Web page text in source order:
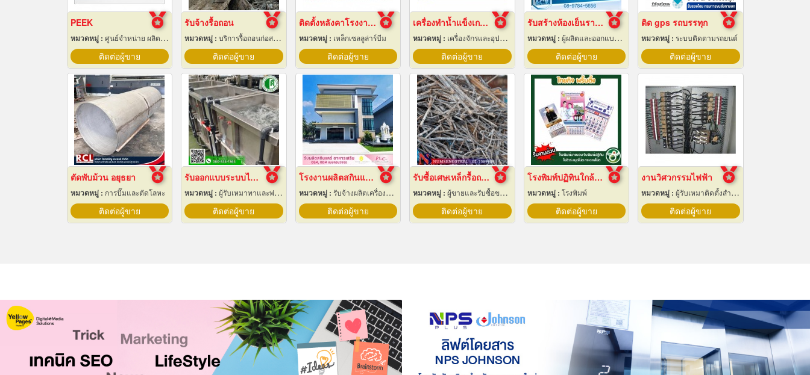
PEEK
หมวดหมู่ : ศูนย์จำหน่าย ผลิตภัณฑ์พลาสติกชนิดแท่ง ท่อ แผ่นและสาย
ติดต่อผู้ขาย
รับจ้างรื้อถอน
หมวดหมู่ : บริการรื้อถอนก่อสร้าง
ติดต่อผู้ขาย
ติดตั้งหลังคาโรงงานเซลลูล่าร์บีม
หมวดหมู่ : เหล็กเซลลูล่าร์บีม
ติดต่อผู้ขาย
เครื่องทำน้ำแข็งเกล็ดกรอบ เชียงใหม่
หมวดหมู่ : เครื่องจักรและอุปกรณ์ผลิตน้ำแข็ง
ติดต่อผู้ขาย
รับสร้างห้องเย็นราคาถูก
หมวดหมู่ : ผู้ผลิตและออกแบบติดตั้งห้องเย็น
ติดต่อผู้ขาย
ติด gps รถบรรทุก
หมวดหมู่ : ระบบติดตามรถยนต์
ติดต่อผู้ขาย
ตัดพับม้วน อยุธยา
หมวดหมู่ : การปั๊มและตัดโลหะ
ติดต่อผู้ขาย
รับออกแบบระบบไลน์ชุบชิ้นงานอุตสาหกรรม
หมวดหมู่ : ผู้รับเหมาทาและพ่นสี
ติดต่อผู้ขาย
โรงงานผลิตสกินแคร์ นครปฐม
หมวดหมู่ : รับจ้างผลิตเครื่องสำอาง
ติดต่อผู้ขาย
รับซื้อเศษเหล็กรื้อถอน
หมวดหมู่ : ผู้ขายและรับซื้อของเก่าและเศษเหล็ก
ติดต่อผู้ขาย
โรงพิมพ์ปฏิทินใกล้ฉัน
หมวดหมู่ : โรงพิมพ์
ติดต่อผู้ขาย
งานวิศวกรรมไฟฟ้า
หมวดหมู่ : ผู้รับเหมาติดตั้งสำหรับบ้านและโรงงานไฟฟ้า
ติดต่อผู้ขาย